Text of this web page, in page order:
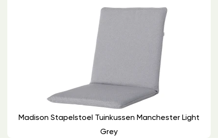
Madison Stapelstoel Tuinkussen Manchester Light
Grey